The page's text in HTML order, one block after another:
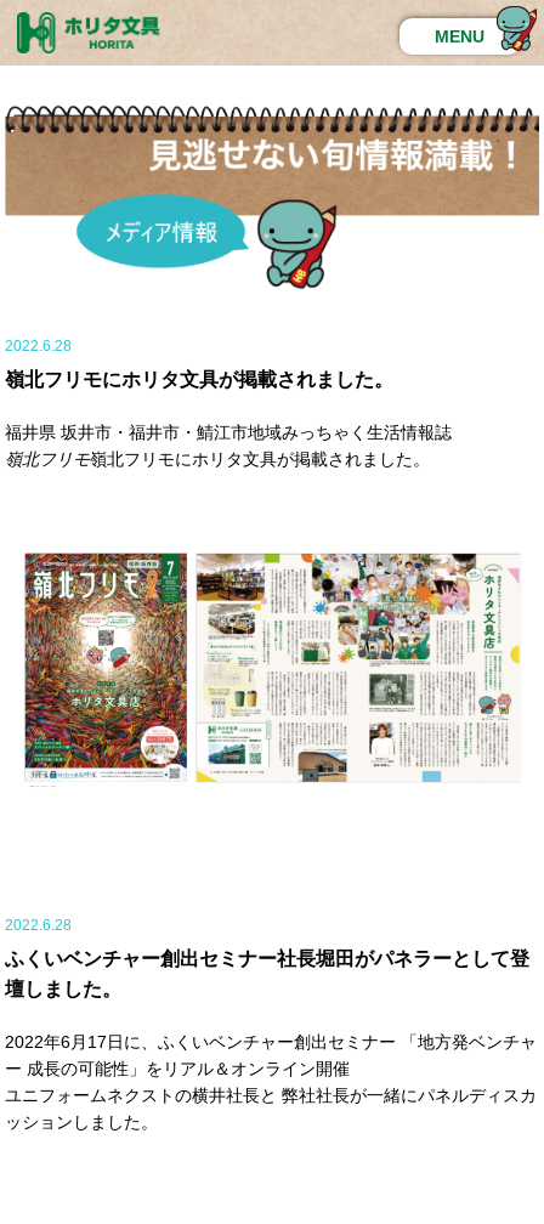
MENU
2022.6.28
嶺北フリモにホリタ文具が掲載されました。
福井県 坂井市・福井市・鯖江市地域みっちゃく生活情報誌
嶺北フリモ嶺北フリモにホリタ文具が掲載されました。
2022.6.28
ふくいベンチャー創出セミナー社長堀田がパネラーとして登
壇しました。
2022年6月17日に、ふくいベンチャー創出セミナー 「地方発ベンチャ
ー 成長の可能性」をリアル＆オンライン開催
ユニフォームネクストの横井社長と 弊社社長が一緒にパネルディスカ
ッションしました。